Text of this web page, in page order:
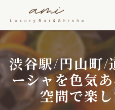
渋谷駅/円山町/
ーシャを色気
空間で楽